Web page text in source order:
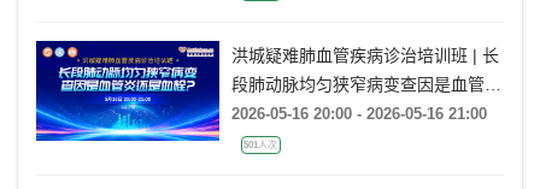
洪城疑难肺血管疾病诊治培训班 | 长
段肺动脉均匀狭窄病变查因是血管炎
还是血栓?
2026-05-16 20:00 - 2026-05-16 21:00
501人次